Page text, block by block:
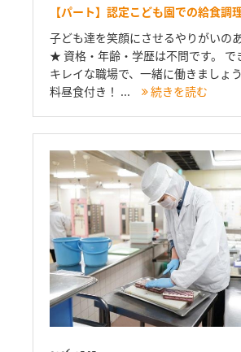
【パート】認定こども園での給食調
子ども達を笑顔にさせるやりがいの
★ 資格・年齢・学歴は不問です。 で
キレイな職場で、一緒に働きましょ
料昼食付き！ ...
続きを読む